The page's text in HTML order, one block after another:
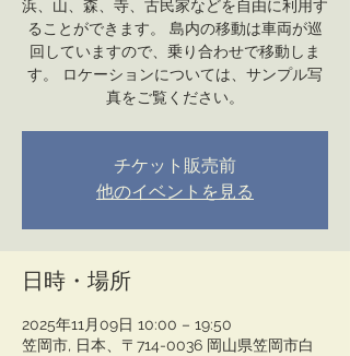
浜、山、森、寺、古民家などを自由に利用す
ることができます。 島内の移動は車両が巡
回していますので、乗り合わせで移動しま
す。 ​ロケーションについては、サンプル写
真をご覧ください。
チケット販売前
他のイベントを見る
日時・場所
2025年11月09日 10:00 – 19:50
笠岡市, 日本、〒714-0036 岡山県笠岡市白